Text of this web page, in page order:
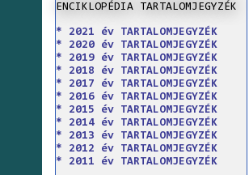
ENCIKLOPÉDIA TARTALOMJEGYZÉK
* 2021 év TARTALOMJEGYZÉK
* 2020 év TARTALOMJEGYZÉK
* 2019 év TARTALOMJEGYZÉK
* 2018 év TARTALOMJEGYZÉK
* 2017 év TARTALOMJEGYZÉK
* 2016 év TARTALOMJEGYZÉK
* 2015 év TARTALOMJEGYZÉK
* 2014 év TARTALOMJEGYZÉK
* 2013 év TARTALOMJEGYZÉK
* 2012 év TARTALOMJEGYZÉK
* 2011 év TARTALOMJEGYZÉK